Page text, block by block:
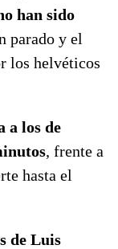
han sido
parado y el
los helvéticos
a los de
, frente a
hasta el
de Luis